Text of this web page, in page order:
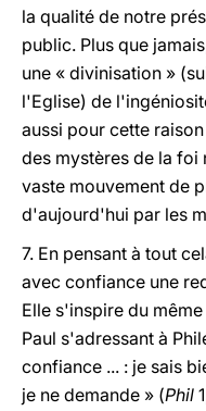
la qualité de notre
public. Plus que
une « divinisation »
l'Eglise) de
aussi pour cette
des mystères de la foi
vaste mouvement de
d'aujourd'hui par les
7. En pensant à tout
avec confiance une
Elle s'inspire du
Paul s'adressant à
confiance ... : je sais
je ne demande » (Phil